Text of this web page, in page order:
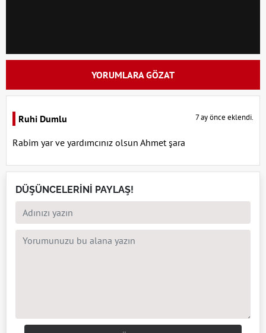
YORUMLARA GÖZAT
Ruhi Dumlu 7 ay önce eklendi.
Rabim yar ve yardımcınız olsun Ahmet şara
DÜŞÜNCELERİNİ PAYLAŞ!